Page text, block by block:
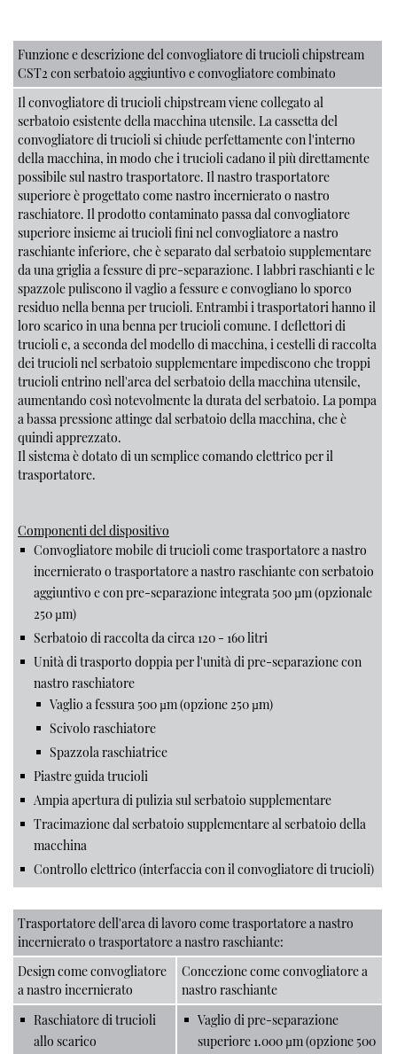
Funzione e descrizione del convogliatore di trucioli chipstream
CST2 con serbatoio aggiuntivo e convogliatore combinato
Il convogliatore di trucioli chipstream viene collegato al
serbatoio esistente della macchina utensile. La cassetta del
convogliatore di trucioli si chiude perfettamente con l'interno
della macchina, in modo che i trucioli cadano il più direttamente
possibile sul nastro trasportatore. Il nastro trasportatore
superiore è progettato come nastro incernierato o nastro
raschiatore. Il prodotto contaminato passa dal convogliatore
superiore insieme ai trucioli fini nel convogliatore a nastro
raschiante inferiore, che è separato dal serbatoio supplementare
da una griglia a fessure di pre-separazione. I labbri raschianti e le
spazzole puliscono il vaglio a fessure e convogliano lo sporco
residuo nella benna per trucioli. Entrambi i trasportatori hanno il
loro scarico in una benna per trucioli comune. I deflettori di
trucioli e, a seconda del modello di macchina, i cestelli di raccolta
dei trucioli nel serbatoio supplementare impediscono che troppi
trucioli entrino nell'area del serbatoio della macchina utensile,
aumentando così notevolmente la durata del serbatoio. La pompa
a bassa pressione attinge dal serbatoio della macchina, che è
quindi apprezzato.
Il sistema è dotato di un semplice comando elettrico per il
trasportatore.
Componenti del dispositivo
Convogliatore mobile di trucioli come trasportatore a nastro
incernierato o trasportatore a nastro raschiante con serbatoio
aggiuntivo e con pre-separazione integrata 500 µm (opzionale
250 µm)
Serbatoio di raccolta da circa 120 - 160 litri
Unità di trasporto doppia per l'unità di pre-separazione con
nastro raschiatore
Vaglio a fessura 500 µm (opzione 250 µm)
Scivolo raschiatore
Spazzola raschiatrice
Piastre guida trucioli
Ampia apertura di pulizia sul serbatoio supplementare
Tracimazione dal serbatoio supplementare al serbatoio della
macchina
Controllo elettrico (interfaccia con il convogliatore di trucioli)
Trasportatore dell'area di lavoro come trasportatore a nastro
incernierato o trasportatore a nastro raschiante:
Design come convogliatore
a nastro incernierato
Concezione come convogliatore a
nastro raschiante
Raschiatore di trucioli
allo scarico
Vaglio di pre-separazione
superiore 1.000 µm (opzione 500